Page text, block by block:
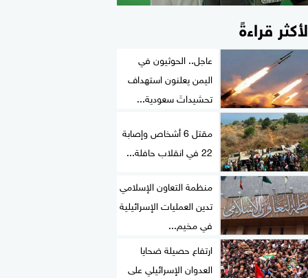
قراءةً
عاجل.. الحوثيون في
اليمن يعلنون استهداف
تحشيداتَ سعودية...
مقتل 6 أشخاص وإصابة
22 في انقلاب حافلة...
منظمة التعاون الإسلامي
تدين العمليات الإسرائيلية
في مخيم...
ارتفاع حصيلة ضحايا
العدوان الإسرائيلي على